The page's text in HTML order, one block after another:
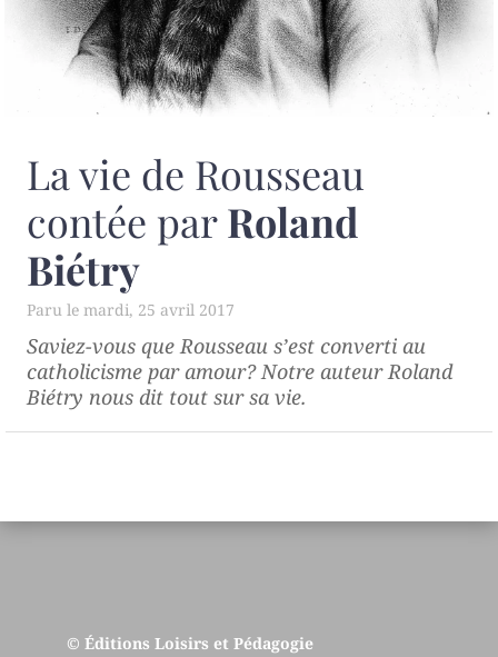
La vie de Rousseau
contée parRoland
Biétry
mardi, 25 avril 2017
Saviez-vous que Rousseau s’est converti au
catholicisme par amour? Notre auteur Roland
Biétry nous dit tout sur sa vie.
© Éditions Loisirs et Pédagogie